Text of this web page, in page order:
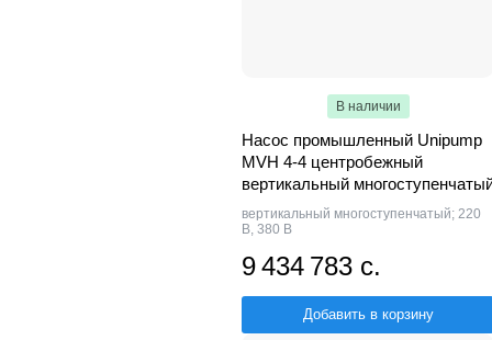
В наличии
Насос промышленный Unipump
MVH 4-4 центробежный
вертикальный
вертикальный многоступенчатый; 220
В, 380 В
9 434 783 с.
Добавить в корзину